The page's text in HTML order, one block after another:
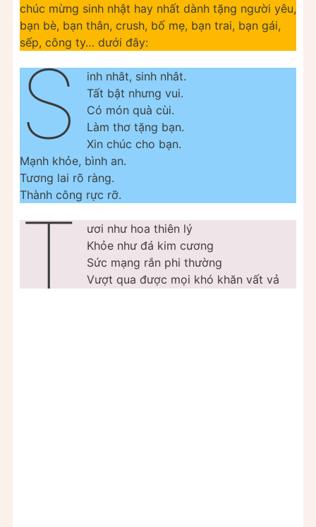
chúc mừng sinh nhật hay nhất dành tặng người yêu,
bạn bè, bạn thân, crush, bố mẹ, bạn trai, bạn gái,
sếp, công ty… dưới đây:
S
inh nhât, sinh nhât.
Tất bật nhưng vui.
Có món quà cùi.
Làm thơ tặng bạn.
Xin chúc cho bạn.
Mạnh khỏe, bình an.
Tương lai rõ ràng.
Thành công rực rỡ.
T
ươi như hoa thiên lý
Khỏe như đá kim cương
Sức mạng rắn phi thường
Vượt qua được mọi khó khăn vất vả